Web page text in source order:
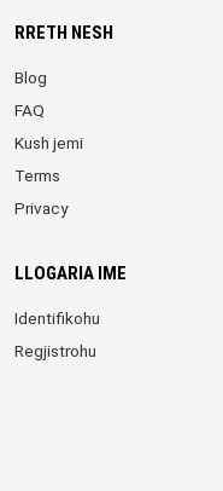
RRETH NESH
Blog
FAQ
Kush jemi
Terms
Privacy
LLOGARIA IME
Identifikohu
Regjistrohu